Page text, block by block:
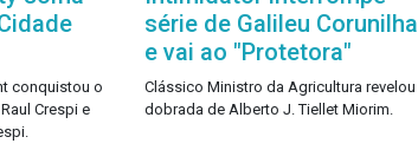
conquistou o
Crespi e
série de Galileu Corunilha
e vai ao "Protetora"
Clássico Ministro da Agricultura revelou
dobrada de Alberto J. Tiellet Miorim.